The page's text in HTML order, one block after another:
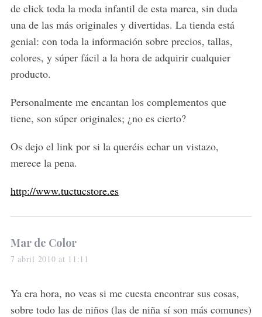
:de click toda la moda infantil de esta marca, sin duda
una de las más originales y divertidas. La tienda está
genial: con toda la información sobre precios, tallas,
colores, y súper fácil a la hora de adquirir cualquier
producto.
Personalmente me encantan los complementos que
tiene, son súper originales; ¿no es cierto?
Os dejo el link por si la queréis echar un vistazo,
merece la pena.
http://www.tuctucstore.es
s
a
s
:
Mar de Color
7 abril 2010 at 11:11
Ya era hora, no veas si me cuesta encontrar sus cosas,
sobre todo las de niños (las de niña sí son más comunes)
e
a
o
r